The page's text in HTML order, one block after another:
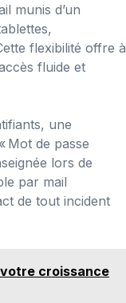
munis d’un
flexibilité offre à
fluide et
une
Mot de passe
lors de
par mail
de tout incident
croissance